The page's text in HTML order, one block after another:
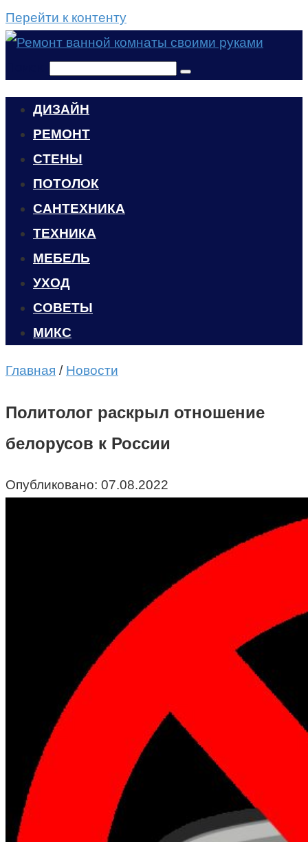
Перейти к контенту
ДИЗАЙН
РЕМОНТ
СТЕНЫ
ПОТОЛОК
САНТЕХНИКА
ТЕХНИКА
МЕБЕЛЬ
УХОД
CОВЕТЫ
МИКС
Главная / Новости
Политолог раскрыл отношение
белорусов к России
Опубликовано: 07.08.2022